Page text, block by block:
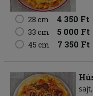
28 cm 4 350 Ft
33 cm 5 000 Ft
45 cm 7 350 Ft
sajt